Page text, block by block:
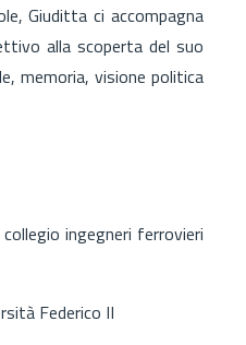
Giuditta ci accompagna
alla scoperta del suo
memoria, visione politica
ingegneri ferrovieri
Federico II